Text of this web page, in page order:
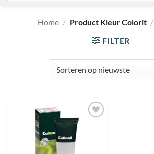
Home / Product Kleur Colorit /
FILTER
Toevoegen